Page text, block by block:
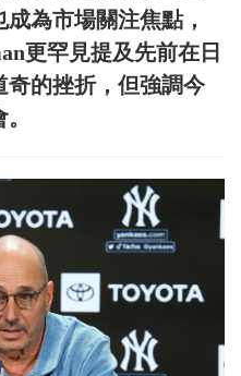
為市場關注焦點，
更罕見提及先前在日
奇的挫折，但強調今